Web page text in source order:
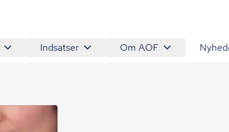
Indsatser Om AOF